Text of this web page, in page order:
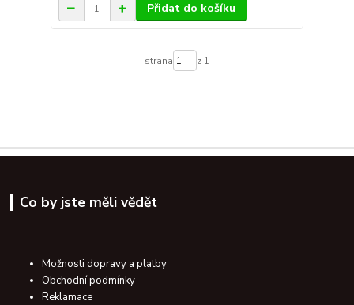
Přidat do košíku
strana z 1
Co by jste měli vědět
Možnosti dopravy a platby
Obchodní podmínky
Reklamace